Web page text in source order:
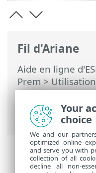
Fil d'Ariane
Aide en ligne
Prem>Utilisation
Prem>ESET
principal
>Tâches
de la limitation
Your
choice
We and our
optimized online
and serve you with
collection of all
decline all non-